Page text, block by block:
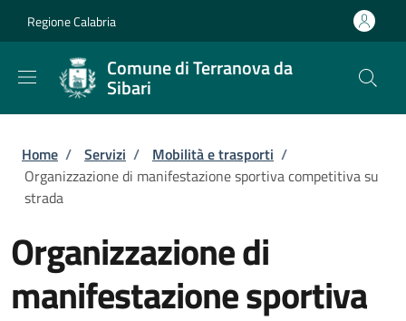
Regione Calabria
Comune di Terranova da
Sibari
Briciole di pane
Home / Servizi / Mobilità e trasporti /
Organizzazione di manifestazione sportiva competitiva su
strada
Organizzazione di
manifestazione sportiva